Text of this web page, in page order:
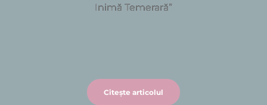
Inimă Temerară”
Citește articolul